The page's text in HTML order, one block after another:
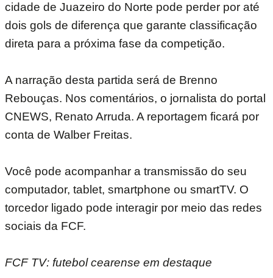
cidade de Juazeiro do Norte pode perder por até
dois gols de diferença que garante classificação
direta para a próxima fase da competição.
A narração desta partida será de Brenno
Rebouças. Nos comentários, o jornalista do portal
CNEWS, Renato Arruda. A reportagem ficará por
conta de Walber Freitas.
Você pode acompanhar a transmissão do seu
computador, tablet, smartphone ou smartTV. O
torcedor ligado pode interagir por meio das redes
sociais da FCF.
FCF TV: futebol cearense em destaque